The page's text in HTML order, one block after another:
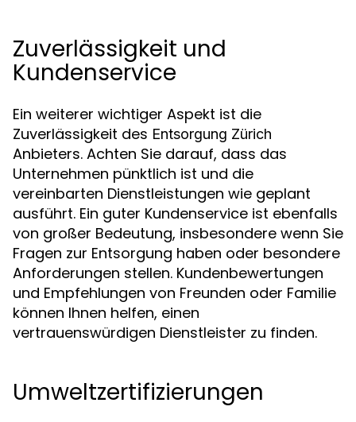
Zuverlässigkeit und
Kundenservice
Ein weiterer wichtiger Aspekt ist die
Zuverlässigkeit des Entsorgung Zürich
Anbieters. Achten Sie darauf, dass das
Unternehmen pünktlich ist und die
vereinbarten Dienstleistungen wie geplant
ausführt. Ein guter Kundenservice ist ebenfalls
von großer Bedeutung, insbesondere wenn Sie
Fragen zur Entsorgung haben oder besondere
Anforderungen stellen. Kundenbewertungen
und Empfehlungen von Freunden oder Familie
können Ihnen helfen, einen
vertrauenswürdigen Dienstleister zu finden.
Umweltzertifizierungen